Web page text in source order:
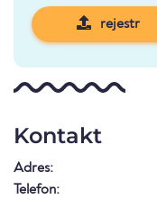
rejestr
Kontakt
Adres:
Telefon: